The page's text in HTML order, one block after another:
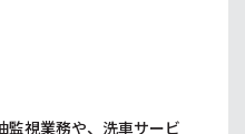
監視業務や、洗車サービ